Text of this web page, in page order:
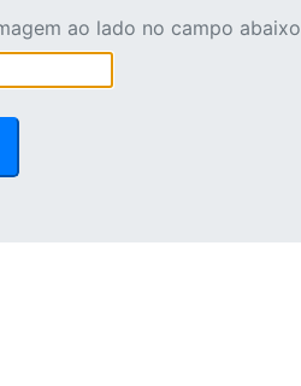
ao lado no campo abaixo